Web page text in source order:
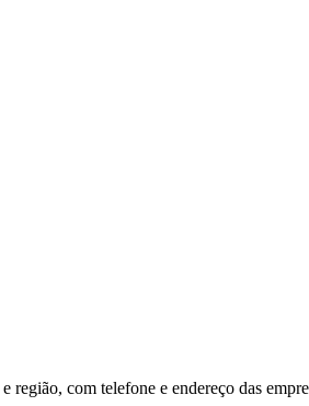
e região, com telefone e endereço das